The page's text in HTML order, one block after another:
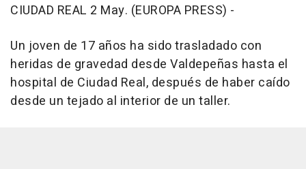
CIUDAD REAL 2 May. (EUROPA PRESS) -
Un joven de 17 años ha sido trasladado con
heridas de gravedad desde Valdepeñas hasta el
hospital de Ciudad Real, después de haber caído
desde un tejado al interior de un taller.